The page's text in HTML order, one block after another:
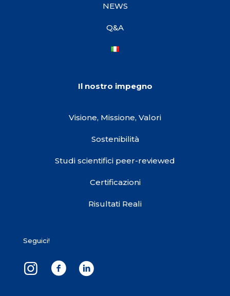
NEWS
Q&A
Il nostro impegno
Visione, Missione, Valori
Sostenibilità
Studi scientifici peer-reviewed
Certificazioni
Risultati Reali
Seguici!